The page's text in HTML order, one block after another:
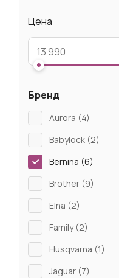
Цена
Бренд
Aurora (4)
Babylock (2)
Bernina (6)
Brother (9)
Elna (2)
Family (2)
Husqvarna (1)
Jaguar (7)